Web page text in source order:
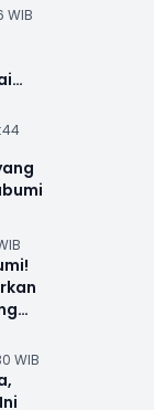
WIB
WIB